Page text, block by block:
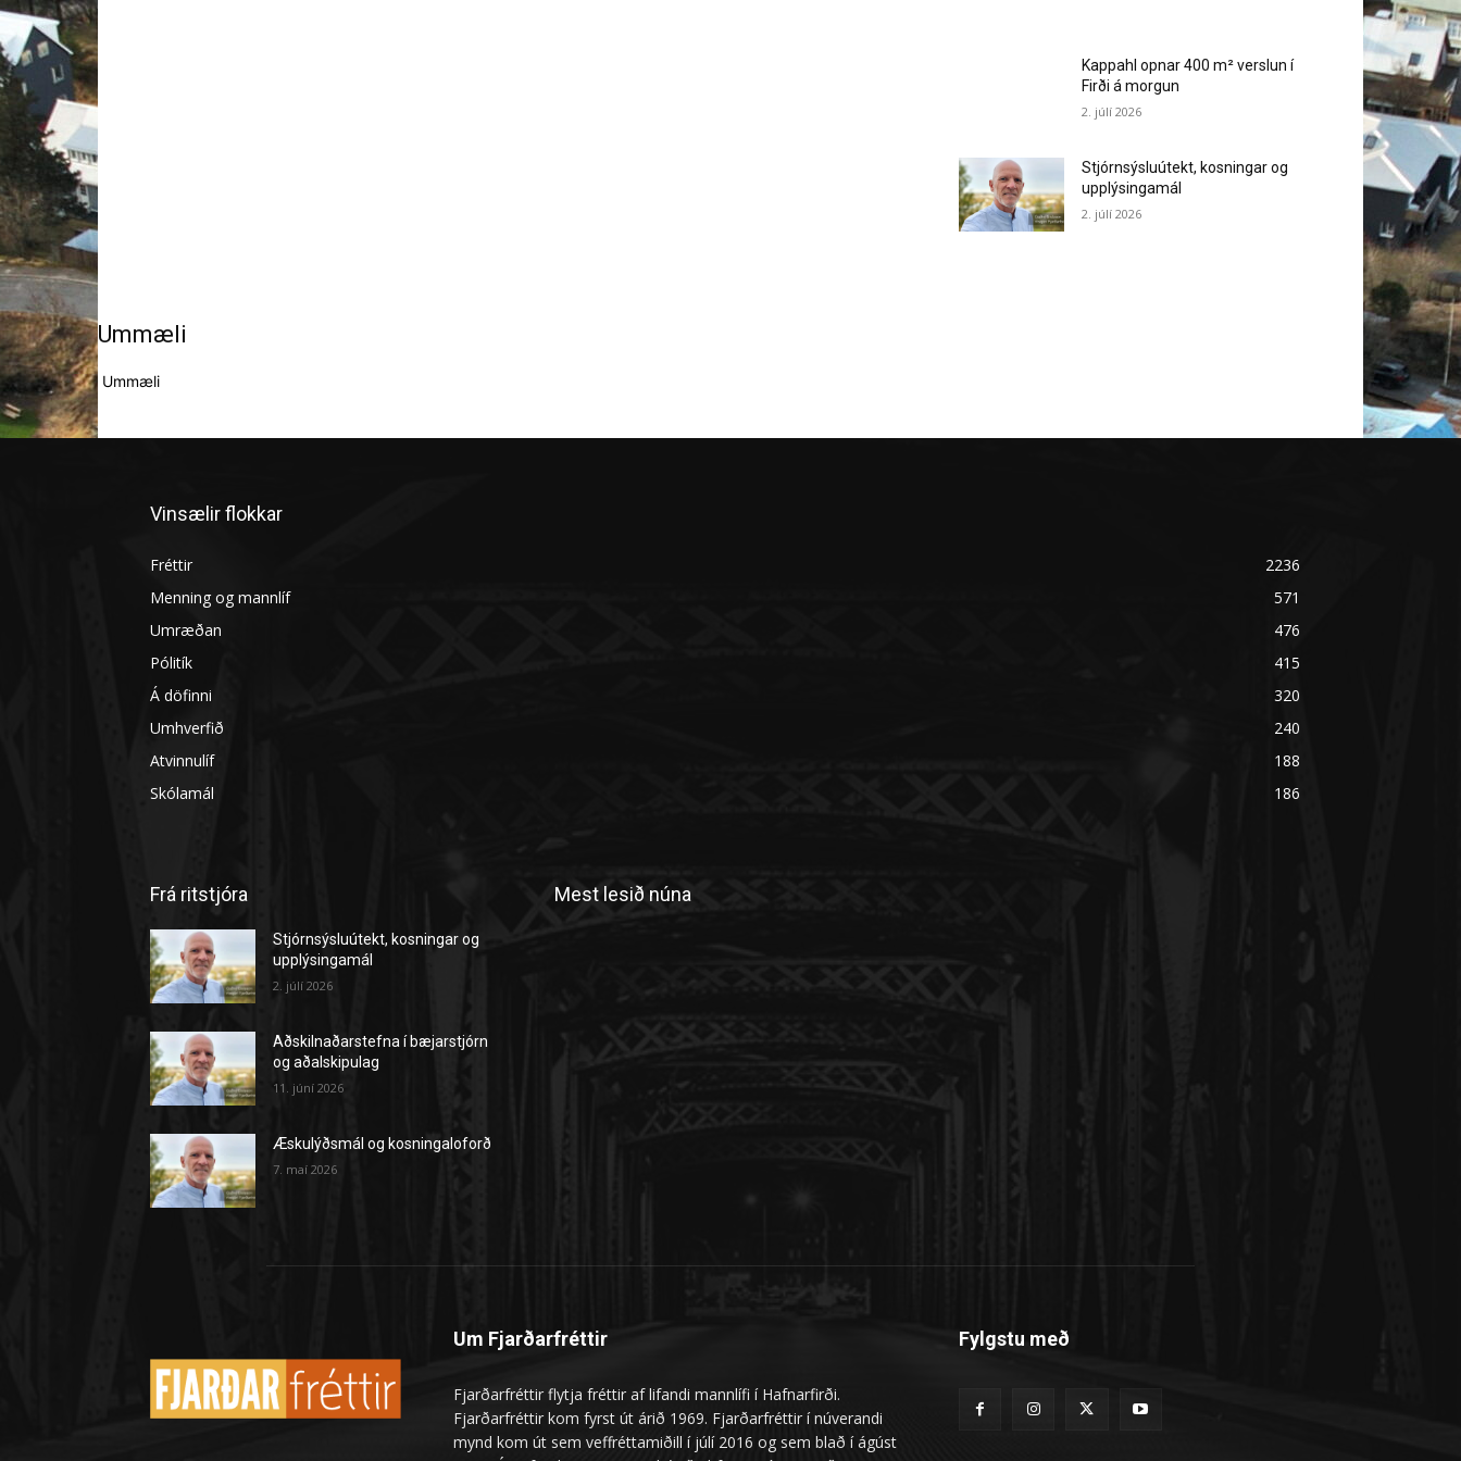
Kappahl opnar 400 m² verslun í
Firði á morgun
2. júlí 2026
Stjórnsýsluútekt, kosningar og
upplýsingamál
2. júlí 2026
Ummæli
Ummæli
Vinsælir flokkar
Fréttir
2236
Menning og mannlíf
571
Umræðan
476
Pólitík
415
Á döfinni
320
Umhverfið
240
Atvinnulíf
188
Skólamál
186
Frá ritstjóra
Stjórnsýsluútekt, kosningar og
upplýsingamál
2. júlí 2026
Aðskilnaðarstefna í bæjarstjórn
og aðalskipulag
11. júní 2026
Æskulýðsmál og kosningaloforð
7. maí 2026
Mest lesið núna
Um Fjarðarfréttir
Fjarðarfréttir flytja fréttir af lifandi mannlífi í Hafnarfirði.
Fjarðarfréttir kom fyrst út árið 1969. Fjarðarfréttir í núverandi
mynd kom út sem veffréttamiðill í júlí 2016 og sem blað í ágúst
Fylgstu með